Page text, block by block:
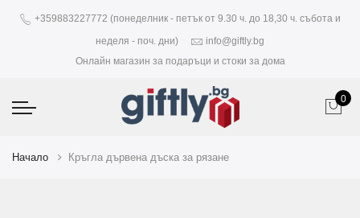
+359883227772 (понеделник - петък от 9.30 ч. до 18,30 ч. събота и
неделя - поч. дни)
info@giftly.bg
Онлайн магазин за подаръци и стоки за дома
0
Начало Кръгла дървена дъска за рязане